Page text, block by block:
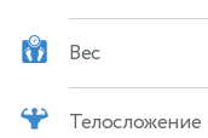
Вес
Телосложение